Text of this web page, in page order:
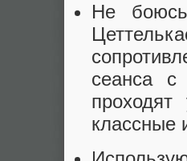
Не
сеанса с
классные